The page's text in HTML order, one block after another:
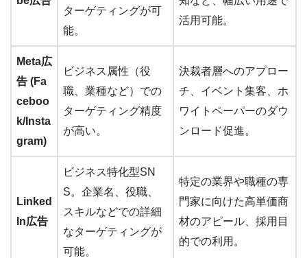
ターゲティングが可
能。
活用可能。
Meta広
告 (Fa
ceboo
k/Insta
gram)
ビジネス属性（役
職、業種など）での
ターゲティング精度
が高い。
決裁者層へのアプロー
チ、イベント集客、ホ
ワイトペーパーのダウ
ンロード促進。
Linked
In広告
ビジネス特化型SN
S。企業名、役職、
スキルなどでの詳細
なターゲティングが
可能。
特定の業界や職種の専
門家に向けた高単価商
材のアピール、採用目
的での利用。